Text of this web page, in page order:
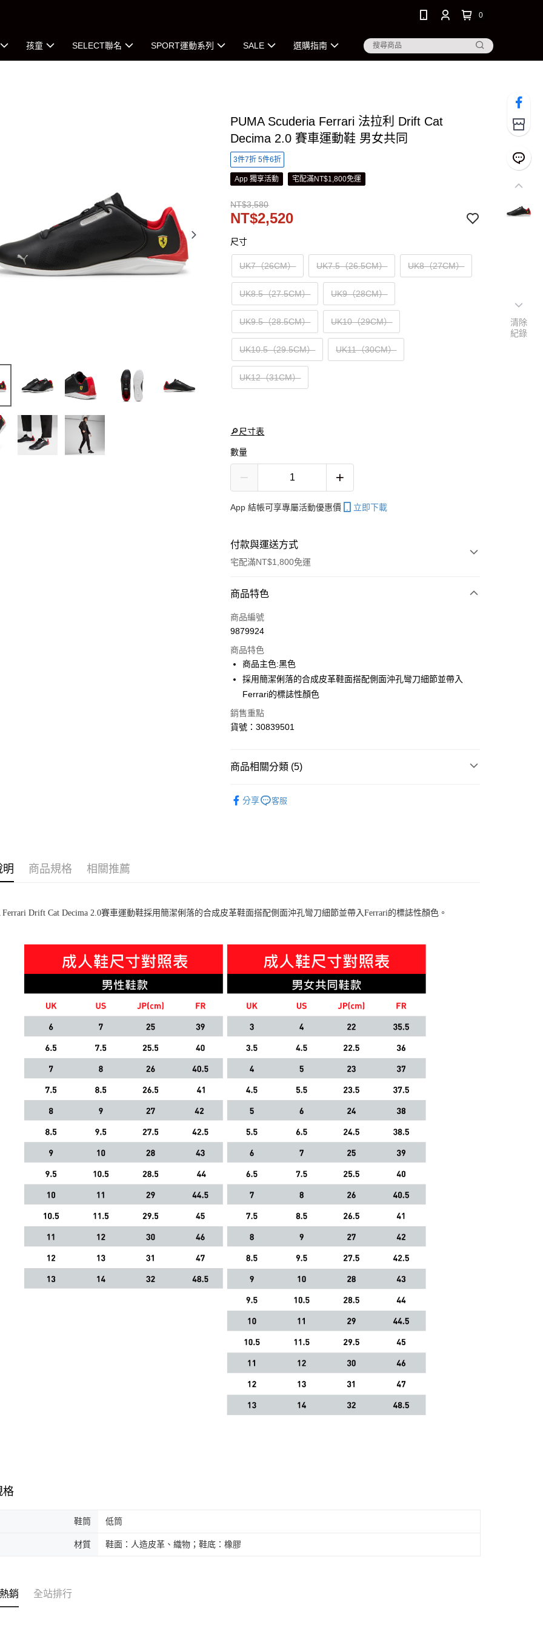
0
孩童 SELECT聯名 SPORT運動系列 SALE 選購指南
PUMA Scuderia Ferrari 法拉利 Drift Cat
Decima 2.0 賽車運動鞋 男女共同
3件7折 5件6折
App 獨享活動 宅配滿NT$1,800免運
NT$3,580
NT$2,520
尺寸
UK7（26CM） UK7.5（26.5CM） UK8（27CM）
UK8.5（27.5CM） UK9（28CM）
UK9.5（28.5CM） UK10（29CM）
UK10.5（29.5CM） UK11（30CM）
UK12（31CM）
🔎尺寸表
數量
App 結帳可享專屬活動優惠價 立即下載
付款與運送方式
宅配滿NT$1,800免運
付款方式
信用卡一次付款
Apple Pay
街口支付
Google Pay
運送方式
每筆NT$150，滿NT$1,800(含以上)免運費
商品特色
商品編號
9879924
商品特色
商品主色:黑色
採用簡潔俐落的合成皮革鞋面搭配側面沖孔彎刀細節並帶入
Ferrari的標誌性顏色
銷售重點
貨號：30839501
商品相關分類 (5)
分享 客服
明 商品規格 相關推薦
Ferrari Drift Cat Decima 2.0賽車運動鞋採用簡潔俐落的合成皮革鞋面搭配側面沖孔彎刀細節並帶入Ferrari的標誌性顏色。
格
鞋筒 低筒
材質 鞋面：人造皮革、織物；鞋底：橡膠
銷 全站排行
清除
紀錄